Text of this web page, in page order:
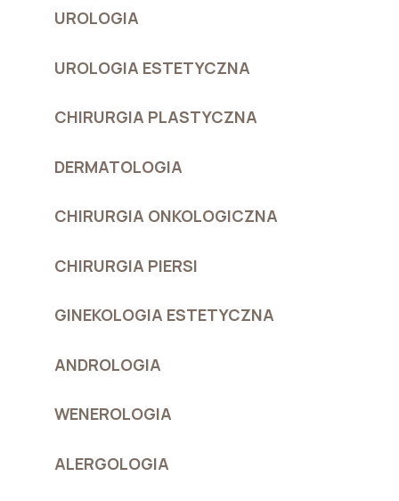
UROLOGIA
UROLOGIA ESTETYCZNA
CHIRURGIA PLASTYCZNA
DERMATOLOGIA
CHIRURGIA ONKOLOGICZNA
CHIRURGIA PIERSI
GINEKOLOGIA ESTETYCZNA
ANDROLOGIA
WENEROLOGIA
ALERGOLOGIA